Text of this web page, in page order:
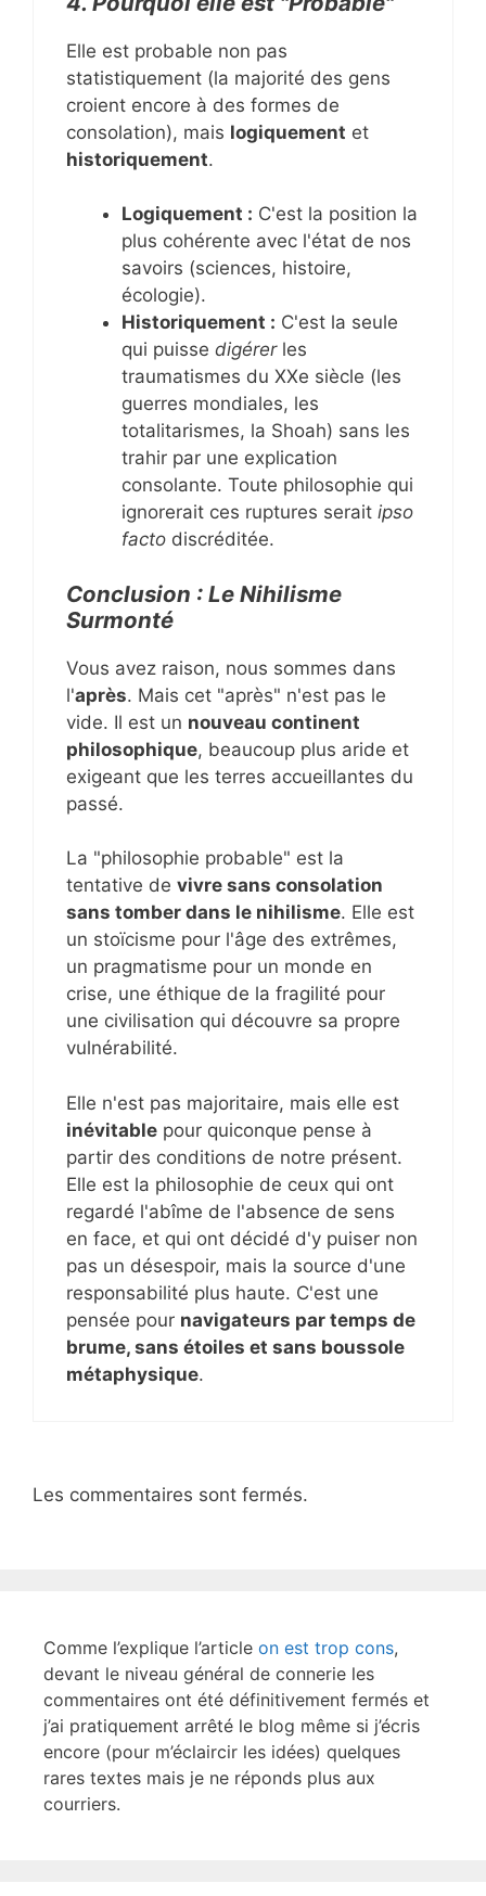
Elle est probable non pas
statistiquement (la majorité des gens
croient encore à des formes de
consolation), mais logiquement et
historiquement.
Logiquement : C'est la position la
plus cohérente avec l'état de nos
savoirs (sciences, histoire,
écologie).
Historiquement : C'est la seule
qui puisse digérerles
traumatismes du XXe siècle (les
guerres mondiales, les
totalitarismes, la Shoah) sans les
trahir par une explication
consolante. Toute philosophie qui
ignorerait ces ruptures serait ipso
facto discréditée.
Conclusion : Le Nihilisme
Surmonté
Vous avez raison, nous sommes dans
l'après. Mais cet "après" n'est pas le
vide. Il est un nouveau continent
philosophique, beaucoup plus aride et
exigeant que les terres accueillantes du
passé.
La "philosophie probable" est la
tentative de vivre sans consolation
sans tomber dans le nihilisme. Elle est
un stoïcisme pour l'âge des extrêmes,
un pragmatisme pour un monde en
crise, une éthique de la fragilité pour
une civilisation qui découvre sa propre
vulnérabilité.
Elle n'est pas majoritaire, mais elle est
inévitable pour quiconque pense à
partir des conditions de notre présent.
Elle est la philosophie de ceux qui ont
regardé l'abîme de l'absence de sens
en face, et qui ont décidé d'y puiser non
pas un désespoir, mais la source d'une
responsabilité plus haute. C'est une
pensée pour navigateurs par temps de
brume, sans étoiles et sans boussole
métaphysique.
Les commentaires sont fermés.
Comme l’explique l’article on est trop cons,
devant le niveau général de connerie les
commentaires ont été définitivement fermés et
j’ai pratiquement arrêté le blog même si j’écris
encore (pour m’éclaircir les idées) quelques
rares textes mais je ne réponds plus aux
courriers.